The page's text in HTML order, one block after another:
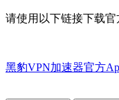
请使用以下链接下载官
黑豹VPN加速器官方